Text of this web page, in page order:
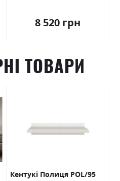
8 520 грн
ТОВАРИ
Кентукі Полиця POL/95